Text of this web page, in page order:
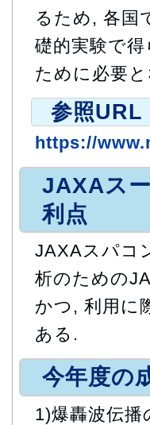
るため, 各国
礎的実験で
ために必要
参照URL
https://
JAXAス
利点
JAXAスパコ
析のための
かつ, 利用に
ある.
今年度の
1)爆轟波伝